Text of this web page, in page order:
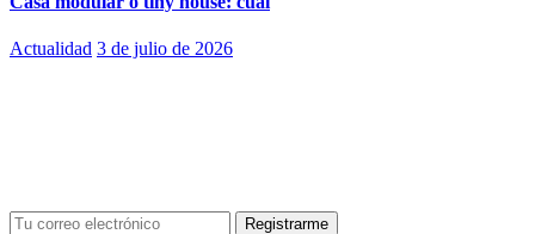
Actualidad 3 de julio de 2026